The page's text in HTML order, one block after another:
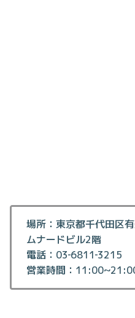
場所：東京都千代田区
ムナードビル2階
電話：03‐6811‐3215
営業時間：